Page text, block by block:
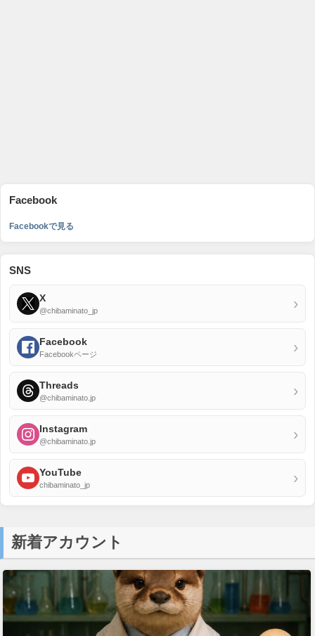
Facebook
Facebookで見る
SNS
X
@chibaminato_jp ›
Facebook
Facebookページ ›
Threads
@chibaminato.jp ›
Instagram
@chibaminato.jp ›
YouTube
chibaminato_jp ›
新着アカウント